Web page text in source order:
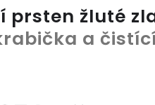
prsten žluté
a